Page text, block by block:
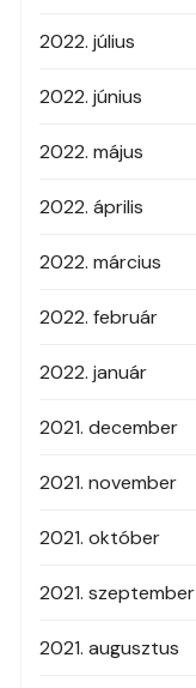
2022. július
2022. június
2022. május
2022. április
2022. március
2022. február
2022. január
2021. december
2021. november
2021. október
2021. szeptember
2021. augusztus